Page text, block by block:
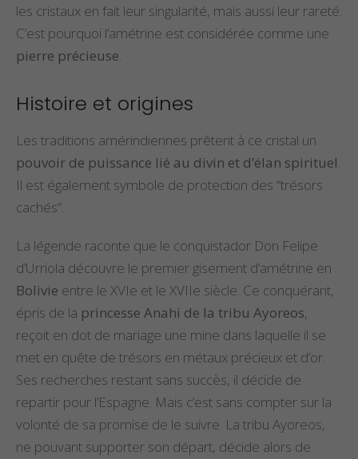
les cristaux en fait leur singularité, mais aussi leur rareté.
C’est pourquoi l’amétrine est considérée comme une
pierre précieuse.
Histoire et origines
Les traditions amérindiennes prêtent à ce cristal un
pouvoir de puissance lié au divin et d’élan spirituel.
Il est également symbole de protection des “trésors
cachés”.
La légende raconte que le conquistador Don Felipe
d’Urriola découvre le premier gisement d’amétrine en
Bolivie entre le XVIe et le XVIIe siècle. Ce conquérant,
épris de la princesse Anahi de la tribu Ayoreos,
reçoit en dot de mariage une mine dans laquelle il se
met en quête de trésors en métaux précieux et d’or.
Ses recherches restant sans succès, il décide de
repartir pour l’Espagne. Mais c’est sans compter sur la
volonté de sa promise de le suivre. La tribu Ayoreos,
ne pouvant supporter son départ, décide alors de